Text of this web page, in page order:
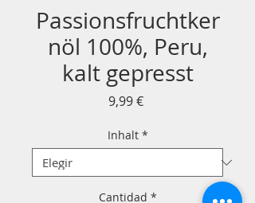
Passionsfruchtker
nöl 100%, Peru,
kalt gepresst
9,99 €Precio
Inhalt *
Cantidad *